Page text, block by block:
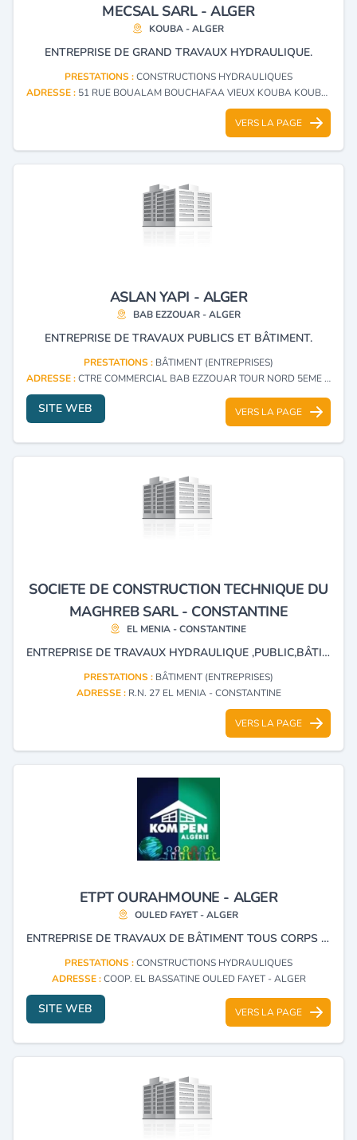
MECSAL SARL - ALGER
KOUBA - ALGER
ENTREPRISE DE GRAND TRAVAUX HYDRAULIQUE.
PRESTATIONS :CONSTRUCTIONS HYDRAULIQUES
ADRESSE : 51 RUE BOUALAM BOUCHAFAA VIEUX KOUBA KOUBA - ALGER
VERS LA PAGE
ASLAN YAPI - ALGER
BAB EZZOUAR - ALGER
ENTREPRISE DE TRAVAUX PUBLICS ET BÂTIMENT.
PRESTATIONS : BÂTIMENT (ENTREPRISES)
ADRESSE :CTRE COMMERCIAL BAB EZZOUAR TOUR NORD 5EME ET. LOCAL 506N BAB EZZOUAR - ALGER
SITE WEB VERS LA PAGE
SOCIETE DE CONSTRUCTION TECHNIQUE DU
MAGHREB SARL - CONSTANTINE
EL MENIA - CONSTANTINE
ENTREPRISE DE TRAVAUX HYDRAULIQUE ,PUBLIC,BÂTIMENT TOUTS CORPS D'ETATS.
PRESTATIONS : BÂTIMENT (ENTREPRISES)
ADRESSE : R.N. 27 EL MENIA - CONSTANTINE
VERS LA PAGE
ETPT OURAHMOUNE - ALGER
OULED FAYET - ALGER
ENTREPRISE DE TRAVAUX DE BÂTIMENT TOUS CORPS D’ÉTAT, TRAVAUX HYDRAULIQUES, MENUISERIE ET FABRICATION DE PORTES ET DE FENÊTRES EN PVC.
PRESTATIONS :CONSTRUCTIONS HYDRAULIQUES
ADRESSE :COOP. EL BASSATINE OULED FAYET - ALGER
SITE WEB VERS LA PAGE